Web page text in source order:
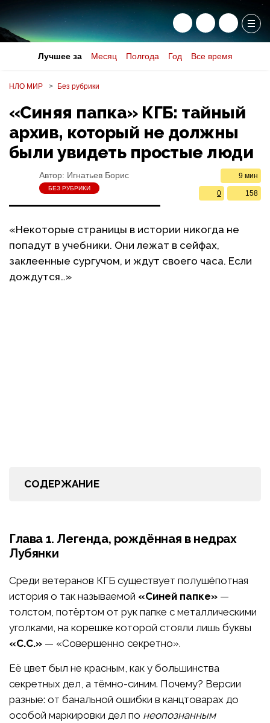
Лучшее за Месяц Полгода Год Все время
НЛО МИР Без рубрики
«Синяя папка» КГБ: тайный
архив, который не должны
были увидеть простые люди
Автор: Игнатьев Борис
БЕЗ РУБРИКИ
9 мин
158
0
«Некоторые страницы в истории никогда не
попадут в учебники. Они лежат в сейфах,
заклеенные сургучом, и ждут своего часа. Если
дождутся…»
СОДЕРЖАНИЕ
Глава 1. Легенда, рождённая в недрах
Лубянки
Среди ветеранов КГБ существует полушёпотная
история о так называемой «Синей папке» —
толстом, потёртом от рук папке с металлическими
уголками, на корешке которой стояли лишь буквы
«С.С.» — «Совершенно секретно».
Её цвет был не красным, как у большинства
секретных дел, а тёмно-синим. Почему? Версии
разные: от банальной ошибки в канцтоварах до
особой маркировки дел по неопознанным